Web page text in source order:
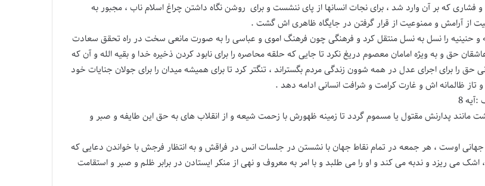
که بر آن وارد شد ، برای نجات انسانها از پای ننشست و برای روشن نگاه داشتن چراغ اسلام ناب ، مجبور به
از آرامش و ممنوعیت از قرار گرفتن در جایگاه ظاهری اش گشت .
حنینیه را نسل به نسل منتقل کرد و فرهنگی چون فرهنگ اموی و عباسی را به صورت مانعی سخت در راه تحقق سعادت
حق و به ویژه امامان معصوم دریغ نکرد تا جایی که حلقه محاصره را برای نابود کردن ذخیره خدا و بقیه الله و آن که
را برای اجرای عدل در همه شوون زندگی مردم بگستراند ، تنگتر کرد تا برای همیشه میدان را برای جولان جنایات خود
ظالمانه اش و غارت کرامت و شرافت انسانی ادامه دهد .
8
مانند پدارنش مقتول یا مسموم گردد تا زمینه ظهورش با زحمت شیعه و از انقلاب های به حق این طایفه و صبر و
اوست ، هر جمعه در تمام نقاط جهان با نشستن در جلسات انس در فراقش و به انتظار فرجش با خواندن دعایی که
می ریزد و ندبه می کند و او را می طلبد و با امر به معروف و نهی از منکر ایستادن در برابر ظلم و صبر و استقامت